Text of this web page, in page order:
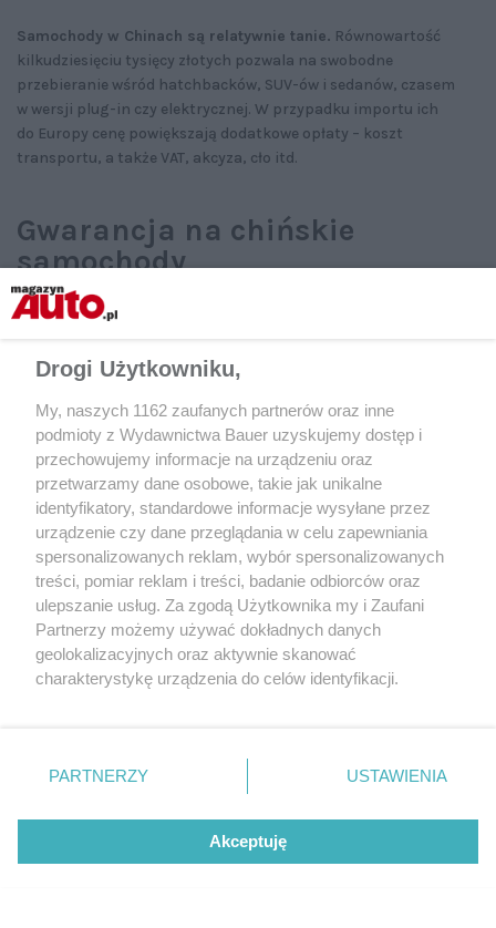
Samochody w Chinach są relatywnie tanie. Równowartość
kilkudziesięciu tysięcy złotych pozwala na swobodne
przebieranie wśród hatchbacków, SUV-ów i sedanów, czasem
w wersji plug-in czy elektrycznej. W przypadku importu ich
do Europy cenę powiększają dodatkowe opłaty – koszt
transportu, a także VAT, akcyza, cło itd.
Gwarancja na chińskie
samochody
Chińskie auta, które oficjalnymi kanałami wprowadzono
swoistą kartę przetargową. Omoda i MG oferują 7 lat gwarancji
i 100 tys. km. W przypadku modeli z napędem elektrycznym
akumulator jest objęty osobną ochroną.
Auta z Chin – zaplecze
serwisowe
Drogi Użytkowniku,
My, naszych 1162 zaufanych partnerów oraz inne
podmioty z Wydawnictwa Bauer uzyskujemy dostęp i
przechowujemy informacje na urządzeniu oraz
przetwarzamy dane osobowe, takie jak unikalne
identyfikatory, standardowe informacje wysyłane przez
urządzenie czy dane przeglądania w celu zapewniania
spersonalizowanych reklam, wybór spersonalizowanych
treści, pomiar reklam i treści, badanie odbiorców oraz
ulepszanie usług. Za zgodą Użytkownika my i Zaufani
Partnerzy możemy używać dokładnych danych
geolokalizacyjnych oraz aktywnie skanować
charakterystykę urządzenia do celów identyfikacji.
zmienić/wycofać klikając przycisk ustawień prywatności
znajdujący się w lewym dolnym rogu strony
rodzaje przetwarzania danych nie wymagają zgody
użytkownika, ale masz prawo sprzeciwić się takiemu
PARTNERZY USTAWIENIA
Akceptuję